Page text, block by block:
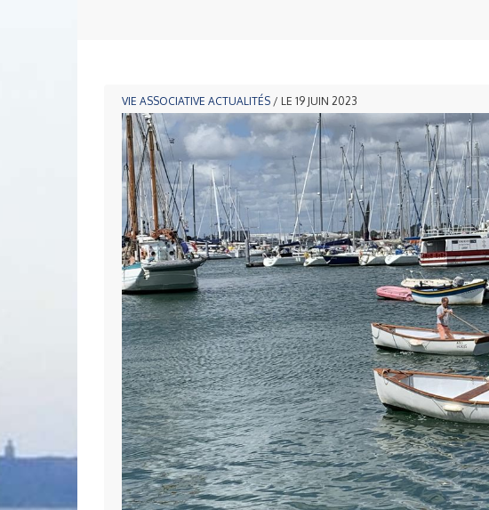
VIE ASSOCIATIVE ACTUALITÉS / LE 19 JUIN 2023